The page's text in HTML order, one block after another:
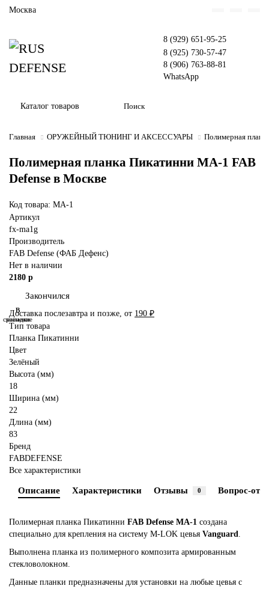
Москва
8 (929) 651-95-25
8 (925) 730-57-47
8 (906) 763-88-81
WhatsApp
Каталог товаров
Главная ОРУЖЕЙНЫЙ ТЮНИНГ И АКСЕССУАРЫ Полимерная
Полимерная планка Пикатинни MA-1 FAB
Defense в Москве
Код товара: MA-1
Артикул
fx-ma1g
Производитель
FAB Defense (ФАБ Дефенс)
Нет в наличии
2180 р
Закончился
В
закладки
В
сравнение
Доставка послезавтра и позже, от 190 ₽
Тип товара
Планка Пикатинни
Цвет
Зелёный
Высота (мм)
18
Ширина (мм)
22
Длина (мм)
83
Бренд
FABDEFENSE
Все характеристики
Описание Характеристики Отзывы 0 Вопрос-
Полимерная планка Пикатинни FAB Defense MA-1 создана
специально для крепления на систему M-LOK цевья Vanguard.
Выполнена планка из полимерного композита армированным
стекловолокном.
Данные планки предназначены для установки на любые цевья с